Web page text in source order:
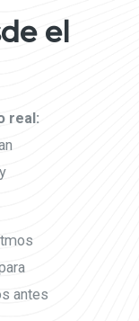
el
real:
antes